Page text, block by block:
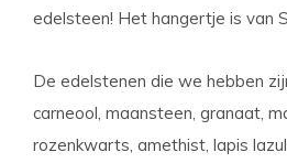
edelsteen! Het hangertje is van
De edelstenen die we hebben
carneool, maansteen, granaat,
rozenkwarts, amethist, lapis